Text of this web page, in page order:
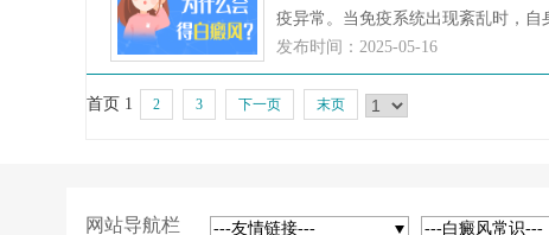
疫异常。当免疫系统出现紊乱时，
发布时间：2025-05-16
首页 1 2 3 下一页 末页
网站导航栏 ---友情链接--- ---白癜风常识---